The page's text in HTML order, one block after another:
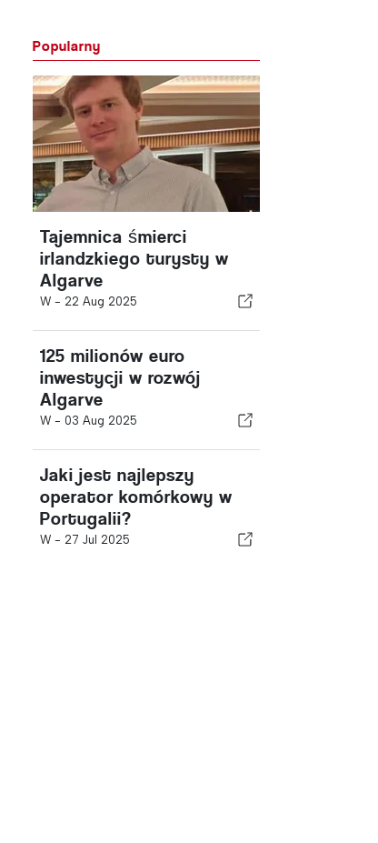
Popularny
Tajemnica śmierci
irlandzkiego turysty w
Algarve
W - 22 Aug 2025
125 milionów euro
inwestycji w rozwój
Algarve
W - 03 Aug 2025
Jaki jest najlepszy
operator komórkowy w
Portugalii?
W - 27 Jul 2025